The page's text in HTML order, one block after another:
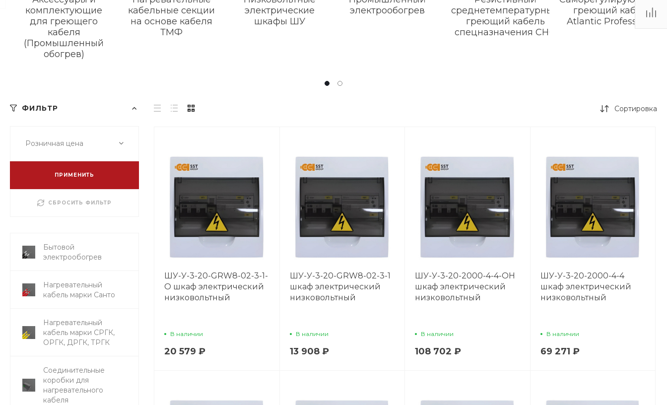
комплектующие
для греющего
кабеля
(Промышленный
обогрев)
кабельные секции
на основе кабеля
ТМФ
электрические
шкафы ШУ
электрообогрев
среднетемпературный
греющий кабель
спецназначения СНО
греющий кабель
Atlantic Professional
ФИЛЬТР
Розничная цена
ПРИМЕНИТЬ
СБРОСИТЬ ФИЛЬТР
Бытовой
электрообогрев
Нагревательный
кабель марки Санто
Нагревательный
кабель марки СРГК,
ОРГК, ДРГК, ТРГК
Соединительные
коробки для
нагревательного
кабеля
Сортировка
ШУ-У-3-20-GRW8-02-3-1-
O шкаф электрический
низковольтный
В наличии
20 579 ₽
ШУ-У-3-20-GRW8-02-3-1
шкаф электрический
низковольтный
В наличии
13 908 ₽
ШУ-У-3-20-2000-4-4-OH
шкаф электрический
низковольтный
В наличии
108 702 ₽
ШУ-У-3-20-2000-4-4
шкаф электрический
низковольтный
В наличии
69 271 ₽